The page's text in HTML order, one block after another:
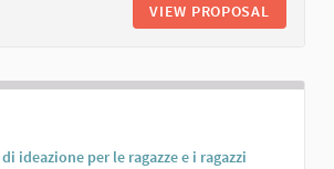
VIEW PROPOSAL
ideazione per le ragazze e i ragazzi